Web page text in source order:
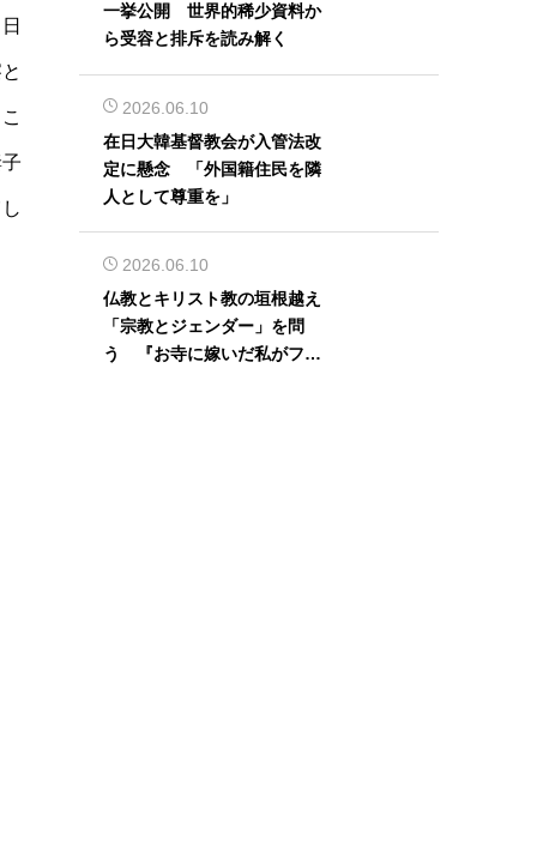
一挙公開 世界的稀少資料か
ら受容と排斥を読み解く
2026.06.10
在日大韓基督教会が入管法改
定に懸念 「外国籍住民を隣
人として尊重を」
2026.06.10
仏教とキリスト教の垣根越え
「宗教とジェンダー」を問
う 『お寺に嫁いだ私がフェ